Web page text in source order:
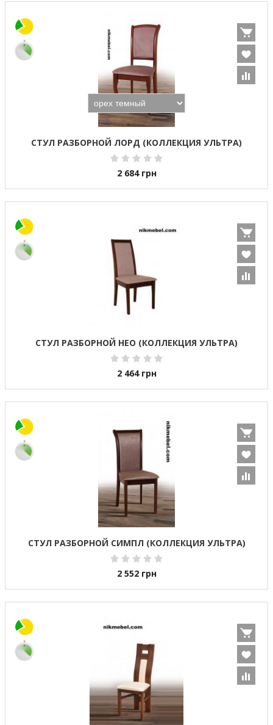
СТУЛ РАЗБОРНОЙ ЛОРД (КОЛЛЕКЦИЯ УЛЬТРА)
2 684 грн
СТУЛ РАЗБОРНОЙ НЕО (КОЛЛЕКЦИЯ УЛЬТРА)
2 464 грн
СТУЛ РАЗБОРНОЙ СИМПЛ (КОЛЛЕКЦИЯ УЛЬТРА)
2 552 грн